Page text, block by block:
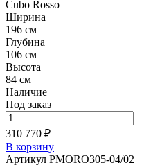
Cubo Rosso
Ширина
196 см
Глубина
106 см
Высота
84 см
Наличие
Под заказ
310 770 ₽
В корзину
Артикул PMORO305-04/02